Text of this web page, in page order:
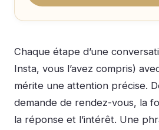
Chaque étape d’une
Insta, vous l’avez compris)
mérite une attention précise.
demande de rendez-vous, la
la réponse et l’intérêt. Une